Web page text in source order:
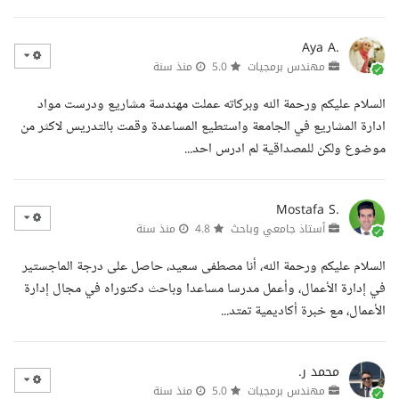
Aya A.
مهندس برمجيات منذ سنة
السلام عليكم ورحمة الله وبركاته عملت مهندسة مشاريع ودرست مواد
ادارة المشاريع في الجامعة واستطيع المساعدة وقمت بالتدريس لاكثر من
موضوع ولكن للمصداقية لم ادرس احد...
Mostafa S.
أستاذ جامعي وباحث منذ سنة
السلام عليكم ورحمة الله، أنا مصطفى سعيد، حاصل على درجة الماجستير
في إدارة الأعمال، وأعمل مدرسا مساعدا وباحث دكتوراه في مجال إدارة
الأعمال، مع خبرة أكاديمية تمتد...
محمد ر.
مهندس برمجيات منذ سنة